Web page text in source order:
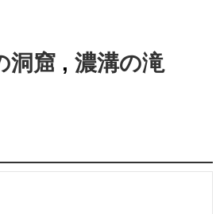
洞窟 , 濃溝の滝